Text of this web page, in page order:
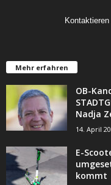
Mehr erfahren
OB-
Nadja
14. April
E-
kommt